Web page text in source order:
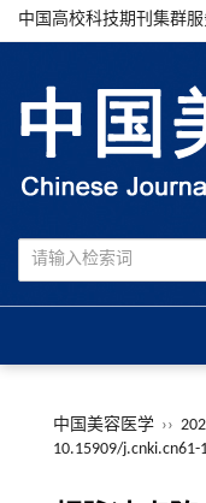
中国高校科技期刊集群
中国美容医学 ››
10.15909/j.cnki.cn61-